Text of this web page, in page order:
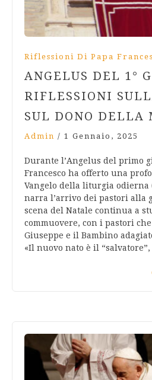
Riflessioni Di Papa
ANGELUS DEL 1°
RIFLESSIONI
SUL DONO DELLA
Admin / 1 Gennaio, 2025
Durante l’Angelus del primo
Francesco ha offerto una
Vangelo della liturgia odierna
narra l’arrivo dei pastori alla
scena del Natale continua a
commuovere, con i pastori
Giuseppe e il Bambino
«Il nuovo nato è il